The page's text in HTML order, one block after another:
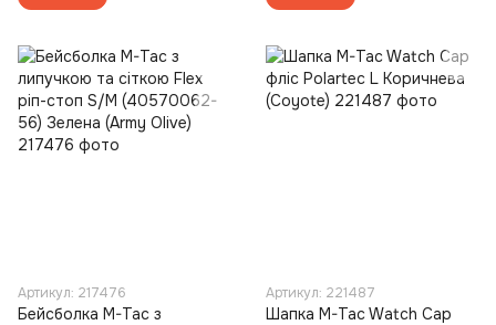
Артикул: 217476
Бейсболка M-Tac з
Артикул: 221487
Шапка M-Tac Watch Cap